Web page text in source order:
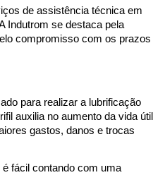
de assistência técnica em
Indutrom se destaca pela
compromisso com os prazos
para realizar a lubrificação
auxilia no aumento da vida útil
gastos, danos e trocas
fácil contando com uma